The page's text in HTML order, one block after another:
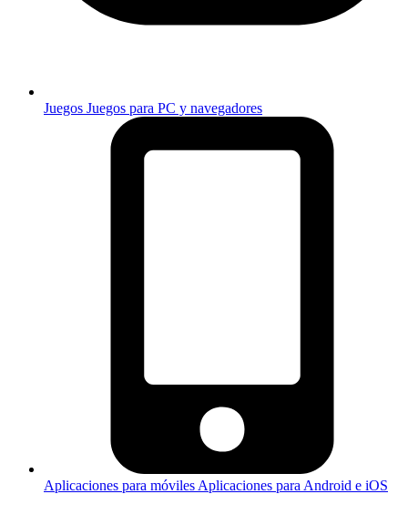
Juegos Juegos para PC y navegadores
Aplicaciones para móviles Aplicaciones para Android e iOS